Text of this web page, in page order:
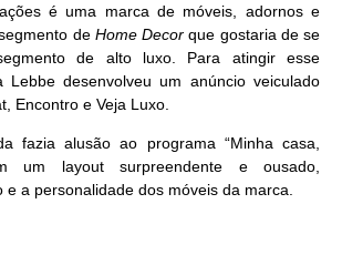
é uma marca de móveis, adornos e
de Home Decor que gostaria de se
de alto luxo. Para atingir esse
Lebbe desenvolveu um anúncio veiculado
Encontro e Veja Luxo.
fazia alusão ao programa “Minha casa,
um layout surpreendente e ousado,
e a personalidade dos móveis da marca.